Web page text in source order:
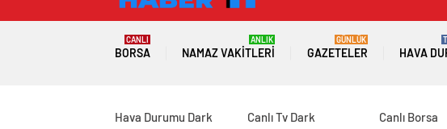
BORSA
CANLI
NAMAZ VAKITLERI
ANLIK
GAZETELER
GÜNLÜK
HAVA
Hava Durumu Dark Canlı Tv Dark Canlı Borsa